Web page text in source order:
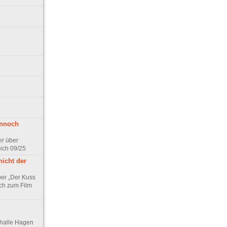
über
09/25
der
„Der Kuss
zum Film
Hagen